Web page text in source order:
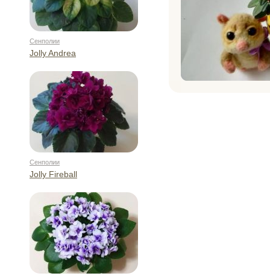
Сенполии
Jolly Andrea
Сенполии
Jolly Fireball